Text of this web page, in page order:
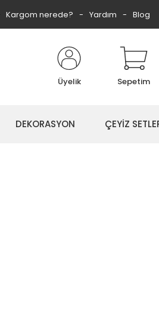
Kargom nerede? Yardım Blog
Üyelik Sepetim
DEKORASYON ÇEYİZ